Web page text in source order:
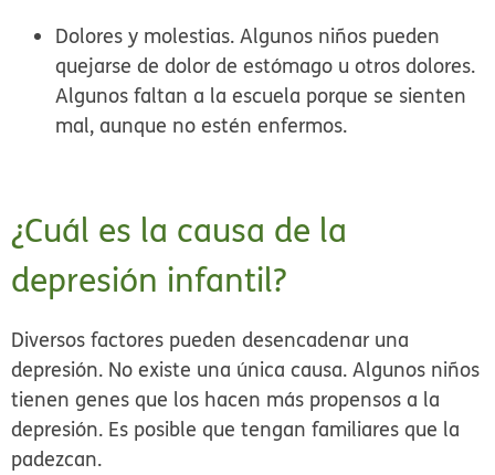
Dolores y molestias.Algunos niños pueden
quejarse de dolor de estómago u otros dolores.
Algunos faltan a la escuela porque se sienten
mal, aunque no estén enfermos.
¿Cuál es la causa de la
depresión infantil?
Diversos factores pueden desencadenar una
depresión. No existe una única causa. Algunos niños
tienen genes que los hacen más propensos a la
depresión. Es posible que tengan familiares que la
padezcan.